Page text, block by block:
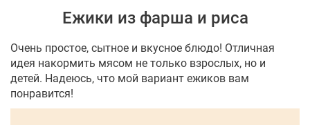
Ежики из фарша и риса
Очень простое, сытное и вкусное блюдо! Отличная
идея накормить мясом не только взрослых, но и
детей. Надеюсь, что мой вариант ежиков вам
понравится!